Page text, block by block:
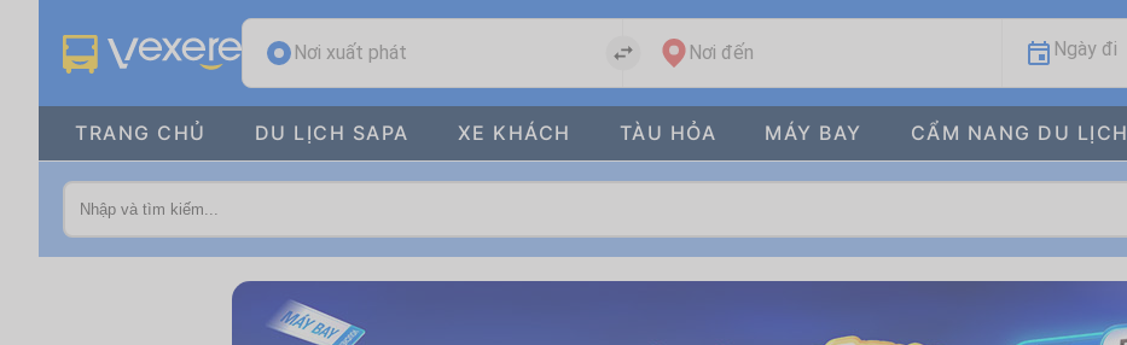
Nơi xuất phát Nơi đến Ngày đi
TRANG CHỦ DU LỊCH SAPA XE KHÁCH TÀU HỎA MÁY BAY CẨM NANG DU LỊCH